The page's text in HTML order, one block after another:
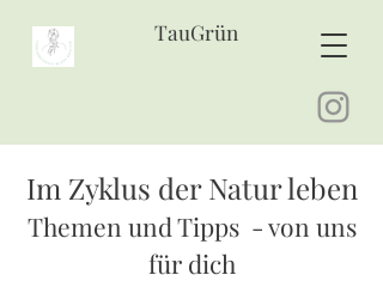
TauGrün
Im Zyklus der Natur leben
Themen und Tipps - von uns
für dich